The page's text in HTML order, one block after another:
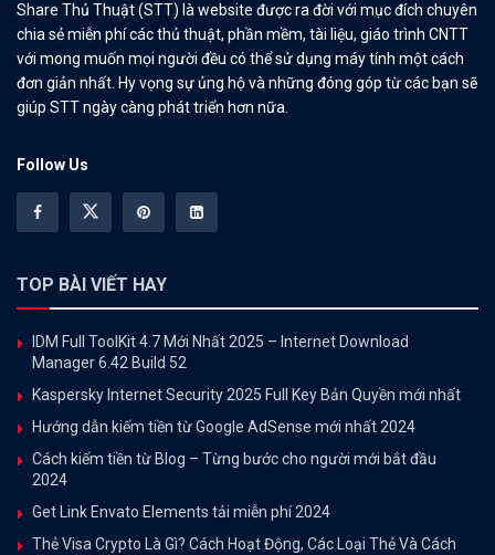
Share Thủ Thuật (STT) là website được ra đời với mục đích chuyên
chia sẻ miễn phí các thủ thuật, phần mềm, tài liệu, giáo trình CNTT
với mong muốn mọi người đều có thể sử dụng máy tính một cách
đơn giản nhất. Hy vọng sự ủng hộ và những đóng góp từ các bạn sẽ
giúp STT ngày càng phát triển hơn nữa.
Follow Us
TOP BÀI VIẾT HAY
IDM Full ToolKit 4.7 Mới Nhất 2025 – Internet Download
Manager 6.42 Build 52
Kaspersky Internet Security 2025 Full Key Bản Quyền mới nhất
Hướng dẫn kiếm tiền từ Google AdSense mới nhất 2024
Cách kiếm tiền từ Blog – Từng bước cho người mới bắt đầu
2024
Get Link Envato Elements tải miễn phí 2024
Thẻ Visa Crypto Là Gì? Cách Hoạt Động, Các Loại Thẻ Và Cách